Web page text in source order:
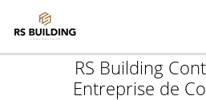
contenu
ACCUEIL
PROJETS IMMOBILIERS
RS Building
Entreprise de